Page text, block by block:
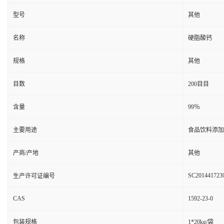
型号 其他
名称 硬脂酸钙
规格 其他
目数 200目目
含量 99％
主要用途 食品饮料添加
产商/产地 其他
生产许可证编号
CAS 1592-23-0
包装规格 1*20kg/袋